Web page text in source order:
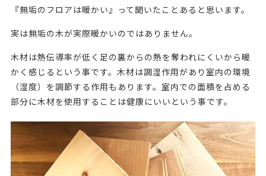
『無垢のフロアは暖かい』って聞いたことあると思います。
実は無垢の木が実際暖かいのではありません。
木材は熱伝導率が低く足の裏からの熱を奪われにくいから暖
かく感じるという事です。木材は調湿作用があり室内の環境
（湿度）を調節する作用もあります。室内での面積を占める
部分に木材を使用することは健康にいいという事です。